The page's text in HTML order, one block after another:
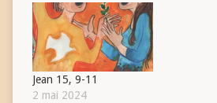
Jean 15, 9-11
2 mai 2024